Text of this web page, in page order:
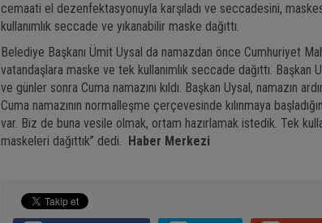
cemaati el dezenfektasyonuyla karşıladı ve seccadesini,
kullanımlık seccade ve yıkanabilir maske dağıttı.
Belediye Başkanı Ümit Uysal da namazdan önce Cumhuriyet
vatandaşlara maske ve tek kullanımlık seccade dağıttı.
ve günler sonra Cuma namazını kıldı. Başkan Uysal, namazın
Cuma namazının normalleşme çerçevesinde kılınmaya
var. Biz de buna vesile olmak, ortam hazırlamak istedik. Tek
maskeleri dağıttık” dedi. Haber Merkezi